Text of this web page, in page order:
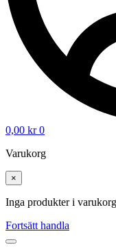
0,00 kr 0
Varukorg
×
Inga produkter i
Fortsätt handla